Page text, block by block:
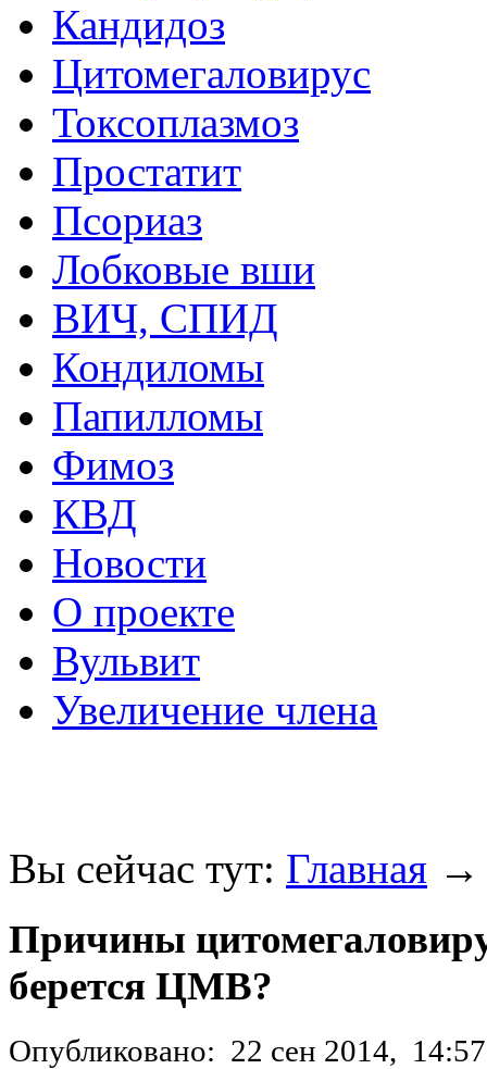
Кандидоз
Цитомегаловирус
Токсоплазмоз
Простатит
Псориаз
Лобковые вши
ВИЧ, СПИД
Кондиломы
Папилломы
Фимоз
КВД
Новости
О проекте
Вульвит
Увеличение члена
Вы сейчас тут: Главная
Причины
берется ЦМВ?
Опубликовано: 22 сен 2014, 14:57